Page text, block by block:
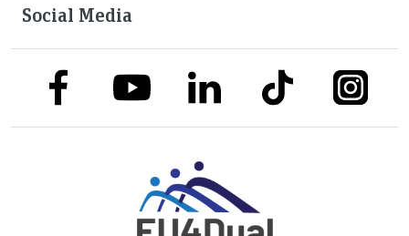
Social Media
link to facebooklink to youtubelink to linkedinlink to tiktok